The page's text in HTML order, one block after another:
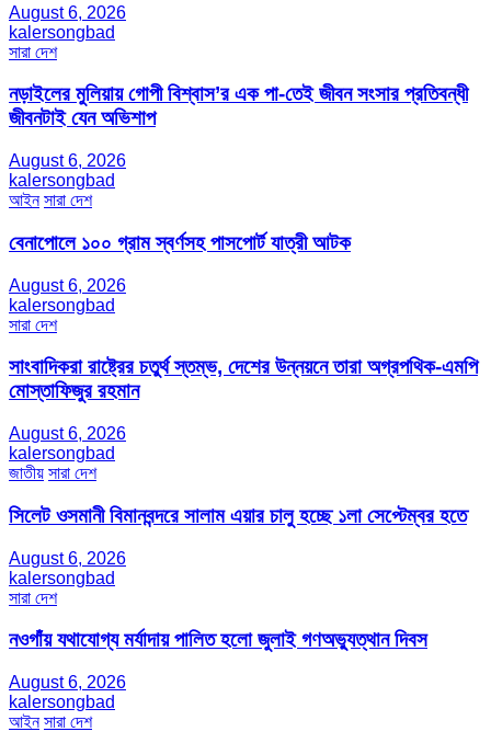
August 6, 2026
kalersongbad
সারা দেশ
নড়াইলের মুলিয়ায় গোপী বিশ্বাস’র এক পা-তেই জীবন সংসার প্রতিবন্ধী
জীবনটাই যেন অভিশাপ
August 6, 2026
kalersongbad
আইন সারা দেশ
বেনাপোলে ১০০ গ্রাম স্বর্ণসহ পাসপোর্ট যাত্রী আটক
August 6, 2026
kalersongbad
সারা দেশ
সাংবাদিকরা রাষ্ট্রের চতুর্থ স্তম্ভ, দেশের উন্নয়নে তারা অগ্রপথিক-এমপি
মোস্তাফিজুর রহমান
August 6, 2026
kalersongbad
জাতীয় সারা দেশ
সিলেট ওসমানী বিমানবন্দরে সালাম এয়ার চালু হচ্ছে ১লা সেপ্টেম্বর হতে
August 6, 2026
kalersongbad
সারা দেশ
নওগাঁয় যথাযোগ্য মর্যাদায় পালিত হলো জুলাই গণঅভ্যুত্থান দিবস
August 6, 2026
kalersongbad
আইন সারা দেশ